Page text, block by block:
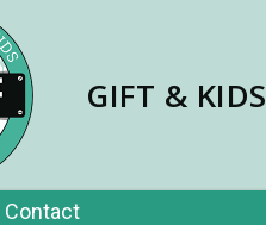
GIFT & KIDS
Contact